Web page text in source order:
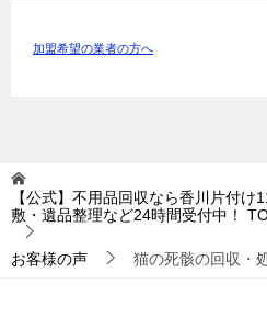
加盟希望の業者の方へ
【公式】不用品回収なら香川片付
敷・遺品整理など24時間受付中！
お客様の声 猫の死骸の回収・